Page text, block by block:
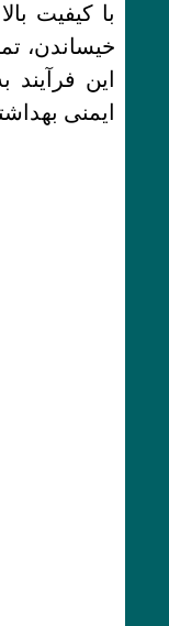
با کیفیت
خیساندن،
این
ایمنی